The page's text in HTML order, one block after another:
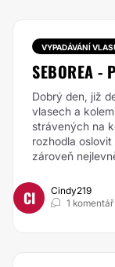
VYPADÁVÁNÍ
SEBOREA -
Dobrý den, již
vlasech a
strávených na
rozhodla
zároveň
CI
Cindy219
1 komentář